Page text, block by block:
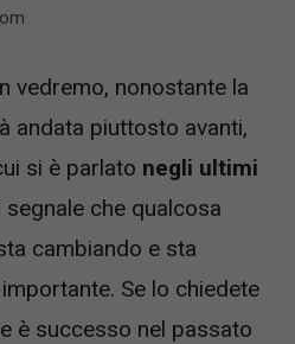
vedremo, nonostante la
andata piuttosto avanti,
si è parlato negli ultimi
segnale che qualcosa
cambiando e sta
Se lo chiedete
è successo nel passato